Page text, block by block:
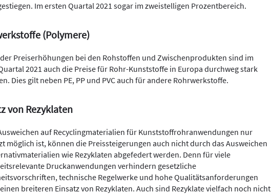
Im ersten Quartal 2021 sogar im zweistelligen Prozentbereich.
(Polymere)
Preiserhöhungen bei den Rohstoffen und Zwischenprodukten sind im
2021 auch die Preise für Rohr-Kunststoffe in Europa durchweg stark
Dies gilt neben PE, PP und PVC auch für andere Rohrwerkstoffe.
von Rezyklaten
auf Recyclingmaterialien für Kunststoffrohranwendungen nur
möglich ist, können die Preissteigerungen auch nicht durch das Ausweichen
wie Rezyklaten abgefedert werden. Denn für viele
Druckanwendungen verhindern gesetzliche
technische Regelwerke und hohe Qualitätsanforderungen
breiteren Einsatz von Rezyklaten. Auch sind Rezyklate vielfach noch nicht